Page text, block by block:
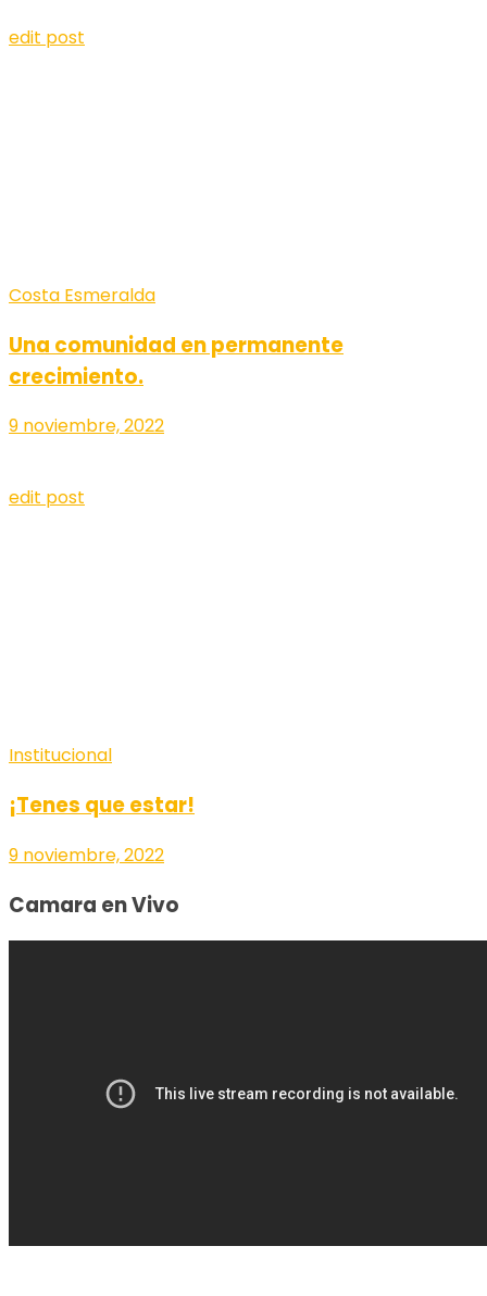
edit post
Costa Esmeralda
Una comunidad en permanente
crecimiento.
9 noviembre, 2022
edit post
Institucional
¡Tenes que estar!
9 noviembre, 2022
Camara en Vivo